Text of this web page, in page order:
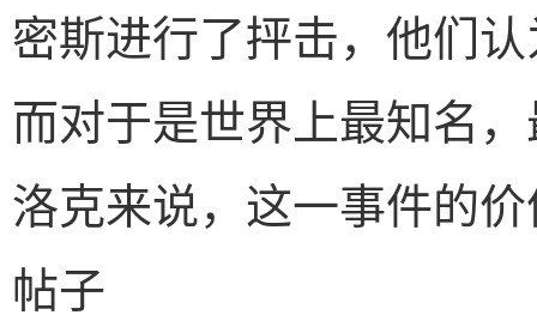
密斯进行了抨击，他们
而对于是世界上最知名
洛克来说，这一事件的
帖子